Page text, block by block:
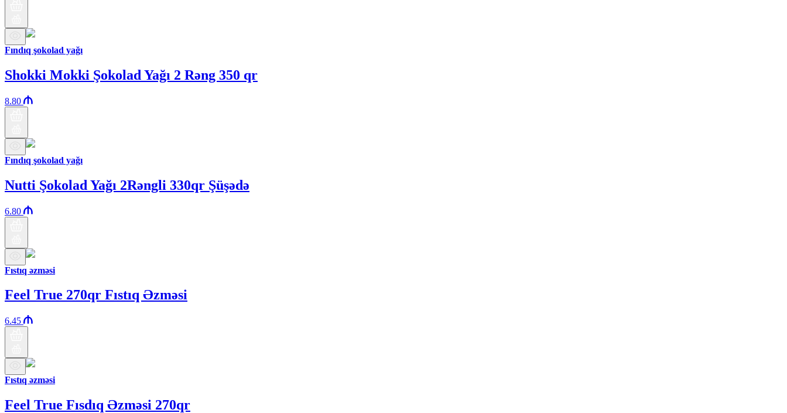
Fındıq şokolad yağı
Shokki Mokki Şokolad Yağı 2 Rəng 350 qr
8.80
Fındıq şokolad yağı
Nutti Şokolad Yağı 2Rəngli 330qr Şüşədə
6.80
Fıstıq əzməsi
Feel True 270qr Fıstıq Əzməsi
6.45
Fıstıq əzməsi
Feel True Fısdıq Əzməsi 270qr